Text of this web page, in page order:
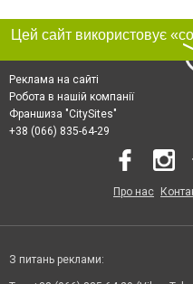
Реклама на сайті
Робота в нашій компанії
Франшиза "CitySites"
+38 (066) 835-64-29
Про нас
З питань реклами: